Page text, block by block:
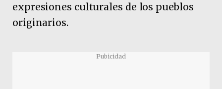
expresiones culturales de los pueblos
originarios.
Pubicidad